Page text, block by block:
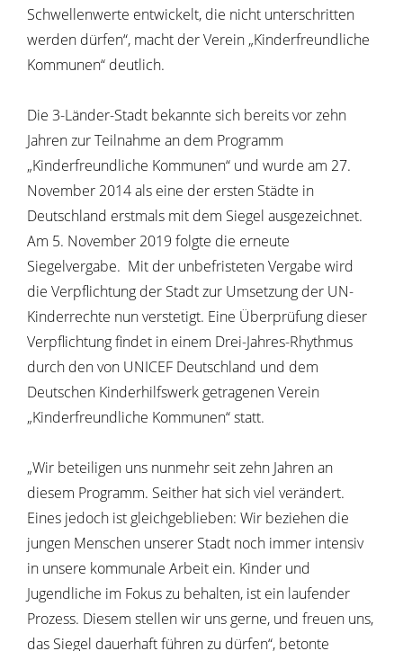
Schwellenwerte entwickelt, die nicht unterschritten
werden dürfen“, macht der Verein „Kinderfreundliche
Kommunen“ deutlich.
Die 3-Länder-Stadt bekannte sich bereits vor zehn
Jahren zur Teilnahme an dem Programm
„Kinderfreundliche Kommunen“ und wurde am 27.
November 2014 als eine der ersten Städte in
Deutschland erstmals mit dem Siegel ausgezeichnet.
Am 5. November 2019 folgte die erneute
Siegelvergabe. Mit der unbefristeten Vergabe wird
die Verpflichtung der Stadt zur Umsetzung der UN-
Kinderrechte nun verstetigt. Eine Überprüfung dieser
Verpflichtung findet in einem Drei-Jahres-Rhythmus
durch den von UNICEF Deutschland und dem
Deutschen Kinderhilfswerk getragenen Verein
„Kinderfreundliche Kommunen“ statt.
„Wir beteiligen uns nunmehr seit zehn Jahren an
diesem Programm. Seither hat sich viel verändert.
Eines jedoch ist gleichgeblieben: Wir beziehen die
jungen Menschen unserer Stadt noch immer intensiv
in unsere kommunale Arbeit ein. Kinder und
Jugendliche im Fokus zu behalten, ist ein laufender
Prozess. Diesem stellen wir uns gerne, und freuen uns,
das Siegel dauerhaft führen zu dürfen“, betonte